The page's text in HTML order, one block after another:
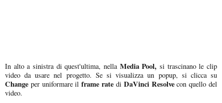
In alto a sinistra di quest'ultima, nella Media Pool, si trascinano le clip
video da usare nel progetto. Se si visualizza un popup, si clicca su
Change per uniformare ilframe rate di DaVinci Resolvecon quello del
video.